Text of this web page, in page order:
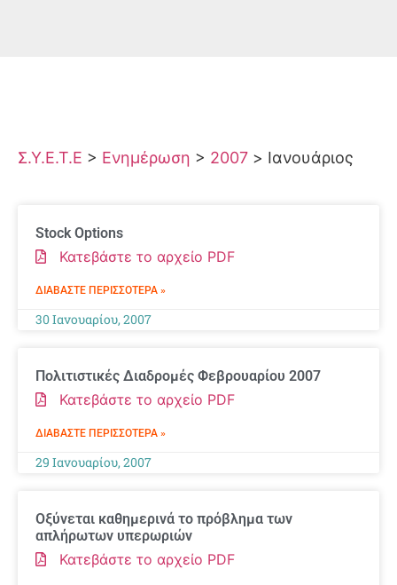
Σ.Υ.Ε.Τ.Ε > Ενημέρωση > 2007 > Ιανουάριος
Stock Options
Κατεβάστε το αρχείο PDF
ΔΙΑΒΆΣΤΕ ΠΕΡΙΣΣΌΤΕΡΑ »
30 Ιανουαρίου, 2007
Πολιτιστικές Διαδρομές Φεβρουαρίου 2007
Κατεβάστε το αρχείο PDF
ΔΙΑΒΆΣΤΕ ΠΕΡΙΣΣΌΤΕΡΑ »
29 Ιανουαρίου, 2007
Οξύνεται καθημερινά το πρόβλημα των
απλήρωτων υπερωριών
Κατεβάστε το αρχείο PDF